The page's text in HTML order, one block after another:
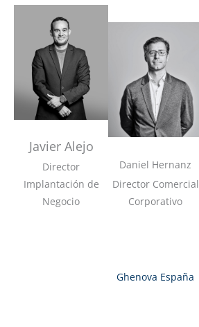
Javier Alejo
Director
Implantación de
Negocio
Daniel Hernanz
Director Comercial
Corporativo
Ghenova España